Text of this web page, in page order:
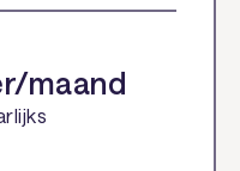
maand